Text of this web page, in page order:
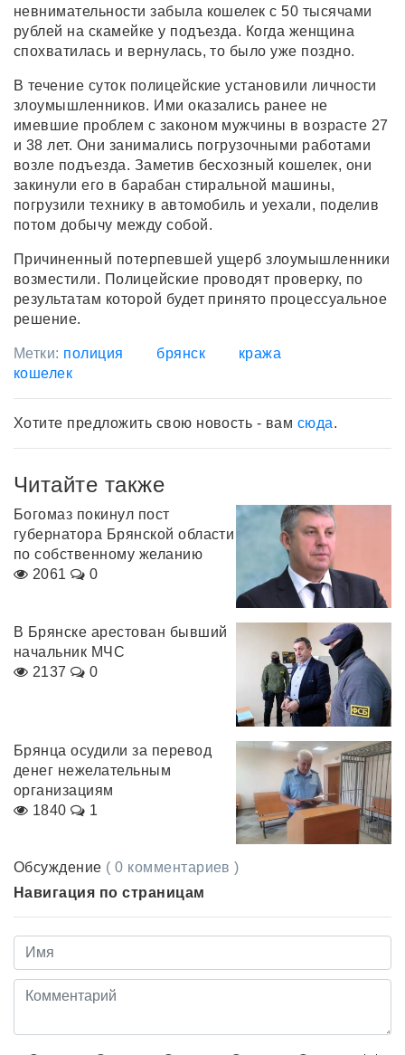
невнимательности забыла кошелек с 50 тысячами
рублей на скамейке у подъезда. Когда женщина
спохватилась и вернулась, то было уже поздно.
В течение суток полицейские установили личности
злоумышленников. Ими оказались ранее не
имевшие проблем с законом мужчины в возрасте 27
и 38 лет. Они занимались погрузочными работами
возле подъезда. Заметив бесхозный кошелек, они
закинули его в барабан стиральной машины,
погрузили технику в автомобиль и уехали, поделив
потом добычу между собой.
Причиненный потерпевшей ущерб злоумышленники
возместили. Полицейские проводят проверку, по
результатам которой будет принято процессуальное
решение.
Метки: полиция брянск
кража
кошелек
Хотите предложить свою новость - вам сюда.
Читайте также
Богомаз покинул пост
губернатора Брянской области
по собственному желанию
2061
0
В Брянске арестован бывший
начальник МЧС
2137
0
Брянца осудили за перевод
денег нежелательным
организациям
1840
1
Обсуждение ( 0 комментариев )
Навигация по страницам